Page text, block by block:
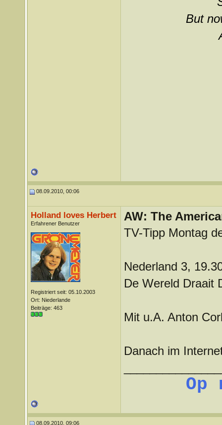
But
08.09.2010, 00:06
Holland loves Herbert
Erfahrener Benutzer
Registriert seit: 05.10.2003
Ort: Niederlande
Beiträge: 463
AW: The
TV-Tipp Montag
Nederland 3,
De Wereld Draait
Mit u.A. Anton
Danach im
Op
08.09.2010, 09:06